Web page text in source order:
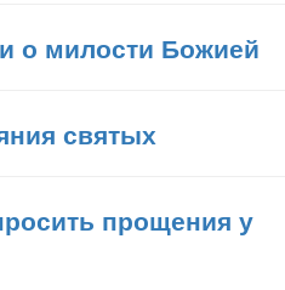
о милости Божией
святых
прощения у